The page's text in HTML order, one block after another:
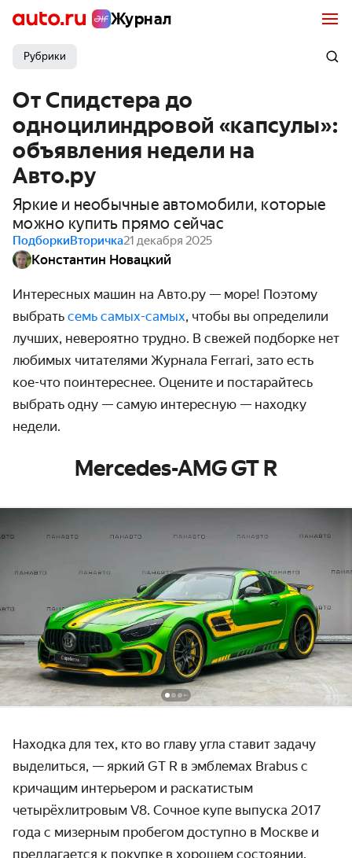
Журнал
Рубрики
От Спидстера до
одноцилиндровой «капсулы»:
объявления недели на
Авто.ру
Яркие и необычные автомобили, которые
можно купить прямо сейчас
ПодборкиВторичка21 декабря 2025
Константин Новацкий
Интересных машин на Авто.ру — море! Поэтому
выбрать семь самых-самых, чтобы вы определили
лучших, невероятно трудно. В свежей подборке нет
любимых читателями Журнала Ferrari, зато есть
кое-что поинтереснее. Оцените и постарайтесь
выбрать одну — самую интересную — находку
недели.
Mercedes-AMG GT R
Находка для тех, кто во главу угла ставит задачу
выделиться, — яркий GT R в эмблемах Brabus с
кричащим интерьером и раскатистым
четырёхлитровым V8. Сочное купе выпуска 2017
года с мизерным пробегом доступно в Москве и
предлагается к покупке в хорошем состоянии.